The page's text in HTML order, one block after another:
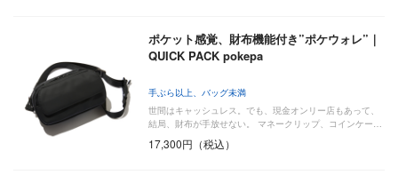
ポケット感覚、財布機能付き”ポケウォレ”｜
QUICK PACK pokepa
手ぶら以上、バッグ未満
世間はキャッシュレス。でも、現金オンリー店もあって、
結局、財布が手放せない。 マネークリップ、コインケー…
17,300円（税込）